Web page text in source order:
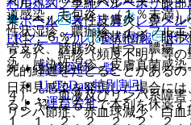
道感染、毛包炎、（１％未満
性状湿疹、膿痂疹、インフル
管支炎、膀胱炎、せつ、膿瘍
染、感染性湿疹、皮膚真菌感染
４）． 血液及びリンパ系障害
リンパ節症、赤血球減少、白血
ヘルペス、単純ヘルペス、眼
染、ヘルペス性皮膚炎、鼻ヘ
（１．６％）［帯状疱疹、眼
２％）、結核（頻度不明）等
死的経過をたどることがあるの
日和見感染を発現した場合に
るようになるまで本剤を休薬す
１、１．２．２、２．２、２．
ホーム
表・計算 レジメン
ERマニュアル
薬剤情報 ポ
監修医師一覧
UpToDate特別割引
運営会社